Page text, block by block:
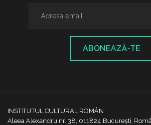
ABONEAZĂ-TE
INSTITUTUL CULTURAL ROMÂN
Aleea Alexandru nr. 38, 011824 București,